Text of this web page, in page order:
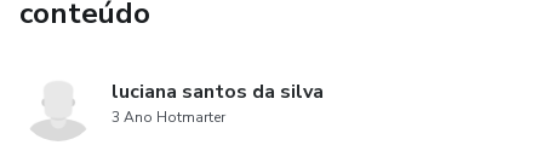
conteúdo
luciana santos da silva
3 Ano Hotmarter